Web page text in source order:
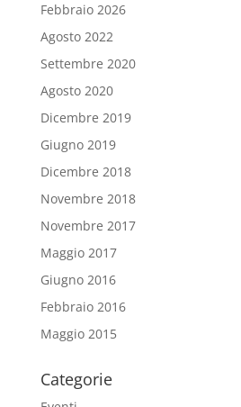
Febbraio 2026
Agosto 2022
Settembre 2020
Agosto 2020
Dicembre 2019
Giugno 2019
Dicembre 2018
Novembre 2018
Novembre 2017
Maggio 2017
Giugno 2016
Febbraio 2016
Maggio 2015
Categorie